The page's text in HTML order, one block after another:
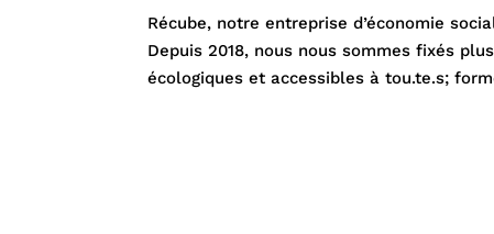
Récube, notre entreprise d’économie
Depuis 2018, nous nous sommes fixés
écologiques et accessibles à tou.te.s;